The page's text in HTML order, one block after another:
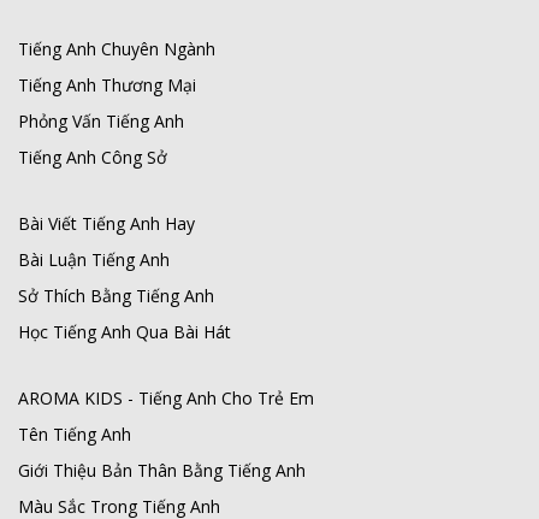
Tiếng Anh Chuyên Ngành
Tiếng Anh Thương Mại
Phỏng Vấn Tiếng Anh
Tiếng Anh Công Sở
Bài Viết Tiếng Anh Hay
Bài Luận Tiếng Anh
Sở Thích Bằng Tiếng Anh
Học Tiếng Anh Qua Bài Hát
AROMA KIDS - Tiếng Anh Cho Trẻ Em
Tên Tiếng Anh
Giới Thiệu Bản Thân Bằng Tiếng Anh
Màu Sắc Trong Tiếng Anh